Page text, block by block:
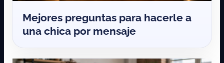
Mejores preguntas para hacerle a
una chica por mensaje